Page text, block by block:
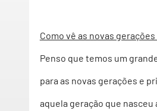
Como vê as novas
Penso que temos um
para as novas gerações e
aquela geração que nasceu